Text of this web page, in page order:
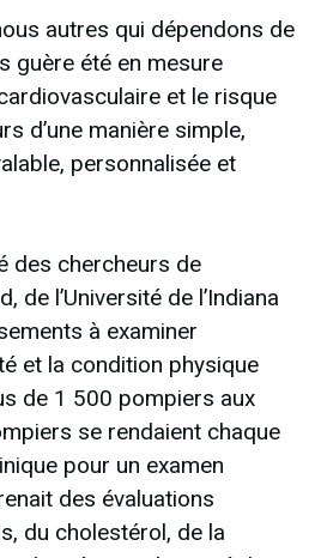
autres qui dépendons de
guère été en mesure
et le risque
d’une manière simple,
personnalisée et
des chercheurs de
de l’Université de l’Indiana
à examiner
et la condition physique
de 1 500 pompiers aux
se rendaient chaque
pour un examen
des évaluations
du cholestérol, de la